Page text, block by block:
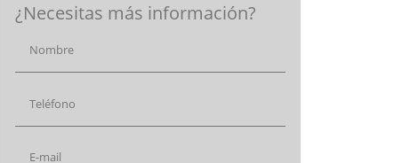
¿Necesitas más información?